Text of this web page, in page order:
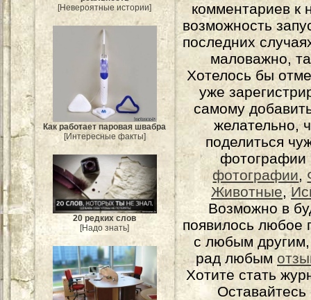
[Невероятные истории]
Как работает паровая швабра
[Интересные факты]
20 редких слов
[Надо знать]
комментариев к
возможность
последних
маловажно,
Хотелось бы
уже
самому
желательно,
поделиться
фотографии
фотографии,
Животные,
Возможно в
появилось любое
с любым
рад любым
Хотите стать